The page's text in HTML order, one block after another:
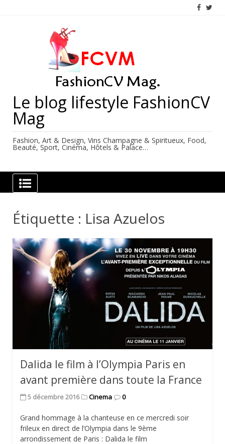
Le blog lifestyle FashionCV
Mag
Fashion, Art & Design, Vins Champagne & Spiritueux, Food,
Beauté, Sport, Cinéma, Hôtels & Palace…
Étiquette : Lisa Azuelos
Dalida le film à l’Olympia Paris en
avant première dans toute la France
5 décembre 2016 Cinema 0
Grand hommage à la chanteuse en ce mercredi soir
frileux en direct de l’Olympia dans le 9ème
arrondissement de Paris : Dalida le film